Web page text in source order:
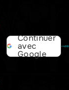
Continuer
avec
Google